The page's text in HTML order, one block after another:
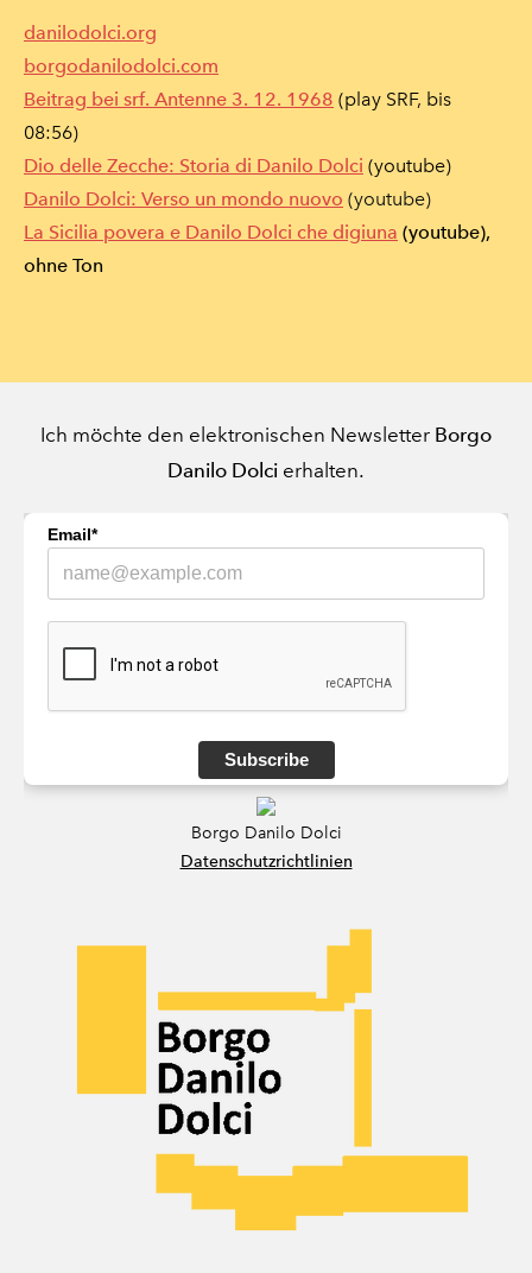
​danilodolci.org
borgodanilodolci.com
Beitrag bei srf. Antenne 3. 12. 1968 (play SRF, bis
08:56)
Dio delle Zecche: Storia di Danilo Dolci (youtube)
Danilo Dolci: Verso un mondo nuovo (youtube)
La Sicilia povera e Danilo Dolci che digiuna (youtube),
ohne Ton
Ich möchte den elektronischen Newsletter ​ Borgo
Danilo Dolci erhalten.
Email*
Subscribe
Borgo Danilo Dolci
Datenschutzrichtlinien